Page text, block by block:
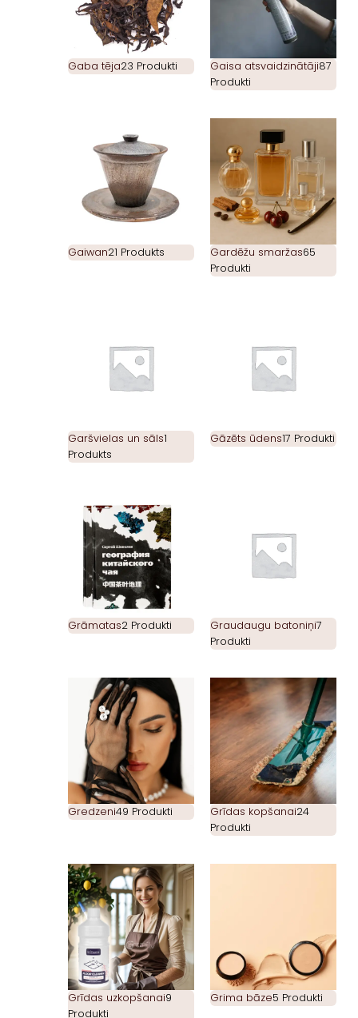
Gaba tēja23 Produkti Gaisa atsvaidzinātāji87
Produkti
Gaiwan21 Produkts Gardēžu smaržas65
Produkti
Garšvielas un sāls1
Produkts
Gāzēts ūdens17 Produkti
Grāmatas2 Produkti Graudaugu batoniņi7
Produkti
Gredzeni49 Produkti Grīdas kopšanai24
Produkti
Grīdas uzkopšanai9
Produkti
Grima bāze5 Produkti